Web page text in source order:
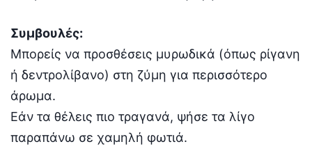
Συμβουλές:
Μπορείς να προσθέσεις μυρωδικά (όπως ρίγανη
ή δεντρολίβανο) στη ζύμη για περισσότερο
άρωμα.
Εάν τα θέλεις πιο τραγανά, ψήσε τα λίγο
παραπάνω σε χαμηλή φωτιά.